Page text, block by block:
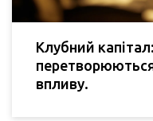
Клубний
впливу.